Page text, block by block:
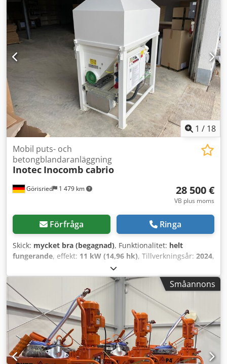
1 / 18
Görisried 1 479 km
Mobil puts- och
betongblandaranläggning
Inotec Inocomb cabrio
28 500 €
VB plus moms
Förfråga Ringa
Skick: mycket bra (begagnad), Funktionalitet: helt
fungerande, effekt: 11 kW (14,96 hk), Tillverkningsår: 2024,
, maskin-/fordonsnummer:
Kleinsilo inoCOMB Cabrio används för att blanda och
transportera pumpbara material (mineraliska eller
organiska produkter) med en maximal kornstorlek på cirka
8 mm. Färdigblandad putsbruk, torrbruk,
avjämningsmassa eller golvutjämningsmassa från
materialtillverkaren kan bearbetas. Materialbehållaren i
kleinsilot kan matas med säckvaror, engångscontainrar
eller storsäckar (Big-Bags). Under drift transporteras det
torra materialet från behållaren via doserskruven till
Småannons